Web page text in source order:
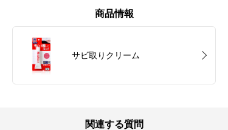
商品情報
サビ取りクリーム
関連する質問